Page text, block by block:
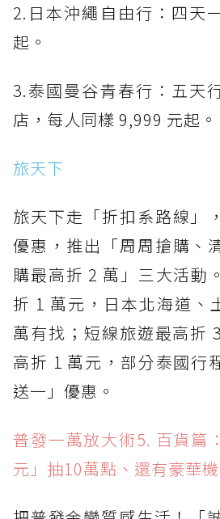
2.日本沖繩自由行：四天
起。
3.泰國曼谷青春行：五天
店，每人同樣 9,999 元起。
旅天下
旅天下走「折扣系路線」
優惠，推出「周周搶購、
購最高折 2 萬」三大活動
折 1 萬元，日本北海道、
萬有找；短線旅遊最高折
高折 1 萬元，部分泰國行
送一」優惠。
普發一萬放大術5. 百貨篇
元」抽10萬點、還有豪華